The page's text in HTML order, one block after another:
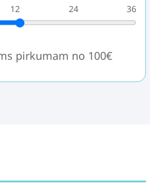
12 24 36
pirkumam no 100€